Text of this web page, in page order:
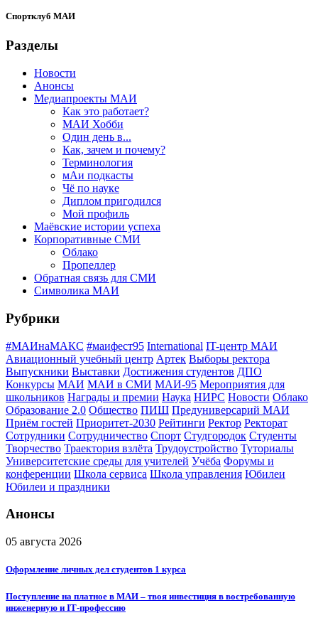
Спортклуб МАИ
Разделы
Новости
Анонсы
Медиапроекты МАИ
Как это работает?
МАИ Хобби
Один день в...
Как, зачем и почему?
Терминология
мАи подкасты
Чё по науке
Диплом пригодился
Мой профиль
Маёвские истории успеха
Корпоративные СМИ
Облако
Пропеллер
Обратная связь для СМИ
Символика МАИ
Рубрики
#МАИнаМАКС #маифест95 International IT-центр МАИ
Авиационный учебный центр Артек Выборы ректора
Выпускники Выставки Достижения студентов ДПО
Конкурсы МАИ МАИ в СМИ МАИ-95 Мероприятия для
школьников Награды и премии Наука НИРС Новости Облако
Образование 2.0 Общество ПИШ Предуниверсарий МАИ
Приём гостей Приоритет-2030 Рейтинги Ректор Ректорат
Сотрудники Сотрудничество Спорт Студгородок Студенты
Творчество Траектория взлёта Трудоустройство Туториалы
Университетские среды для учителей Учёба Форумы и
конференции Школа сервиса Школа управления Юбилеи
Юбилеи и праздники
Анонсы
05 августа 2026
Оформление личных дел студентов 1 курса
Поступление на платное в МАИ – твоя инвестиция в востребованную
инженерную и IT‑профессию